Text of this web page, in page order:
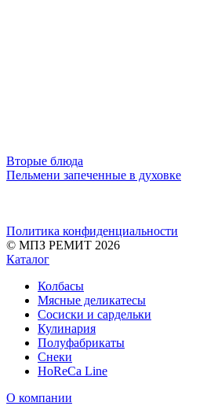
Вторые блюда
Пельмени запеченные в духовке
Политика конфиденциальности
© МПЗ РЕМИТ 2026
Каталог
Колбасы
Мясные деликатесы
Сосиски и сардельки
Кулинария
Полуфабрикаты
Снеки
HoReCa Line
О компании